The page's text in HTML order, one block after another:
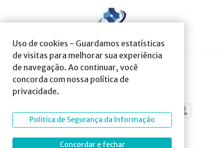
Uso de cookies - Guardamos estatísticas
de visitas para melhorar sua experiência
de navegação. Ao continuar, você
concorda com nossa política de
privacidade.
Política de Segurança da Informação
Concordar e fechar
SOCIEDADE AFILIADA À: